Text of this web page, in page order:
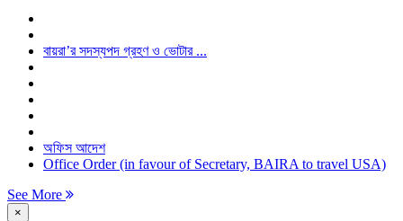
বায়রা’র সদস্যপদ গ্রহণ ও ভোটার ...
অফিস আদেশ
Office Order (in favour of Secretary, BAIRA to travel USA)
See More
×